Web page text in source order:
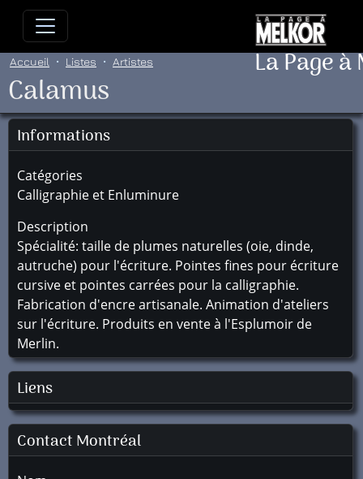
Allez directement au contenu
La Page
Accueil Listes Artistes
Calamus
Informations
Catégories
Calligraphie et Enluminure
Description
Spécialité: taille de plumes naturelles (oie, dinde,
autruche) pour l'écriture. Pointes fines pour écriture
cursive et pointes carrées pour la calligraphie.
Fabrication d'encre artisanale. Animation d'ateliers
sur l'écriture. Produits en vente à l'Esplumoir de
Merlin.
Liens
Contact Montréal